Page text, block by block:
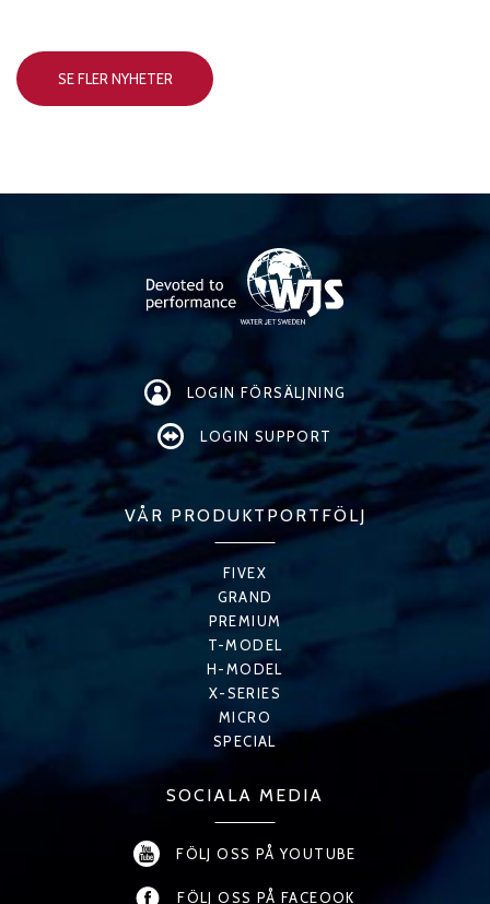
SE FLER NYHETER
LOGIN FÖRSÄLJNING
LOGIN SUPPORT
VÅR PRODUKTPORTFÖLJ
FIVEX
GRAND
PREMIUM
T-MODEL
H-MODEL
X-SERIES
MICRO
SPECIAL
SOCIALA MEDIA
FÖLJ OSS PÅ YOUTUBE
FÖLJ OSS PÅ FACEOOK